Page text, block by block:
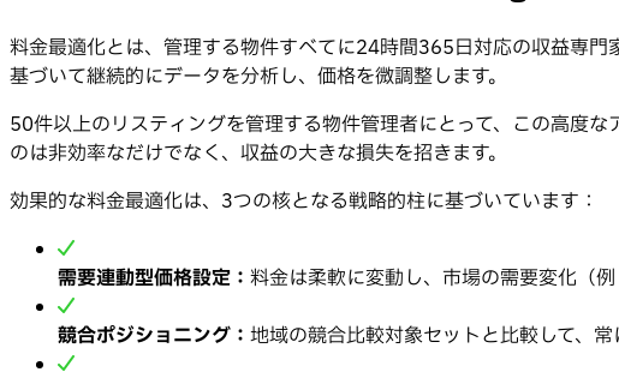
料金最適化とは、管理する物件すべてに24時間365日対応の収益専
基づいて継続的にデータを分析し、価格を微調整します。
50件以上のリスティングを管理する物件管理者にとって、この高度
のは非効率なだけでなく、収益の大きな損失を招きます。
効果的な料金最適化は、3つの核となる戦略的柱に基づいています：
需要連動型価格設定： 料金は柔軟に変動し、市場の需要変化（
競合ポジショニング： 地域の競合比較対象セットと比較して、